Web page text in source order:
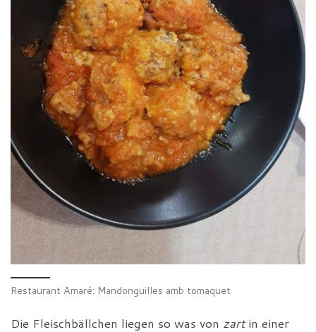
Restaurant Amaré: Mandonguilles amb tomaquet
Die Fleischbällchen liegen so was von zartin einer